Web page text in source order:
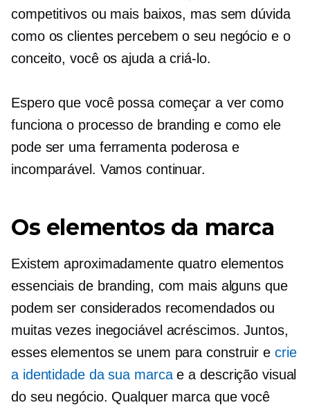
competitivos ou mais baixos, mas sem dúvida
como os clientes percebem o seu negócio e o
conceito, você os ajuda a criá-lo.
Espero que você possa começar a ver como
funciona o processo de branding e como ele
pode ser uma ferramenta poderosa e
incomparável. Vamos continuar.
Os elementos da marca
Existem aproximadamente quatro elementos
essenciais de branding, com mais alguns que
podem ser considerados recomendados ou
muitas vezes inegociável acréscimos. Juntos,
esses elementos se unem para construir e crie
a identidade da sua marcae a descrição visual
do seu negócio. Qualquer marca que você